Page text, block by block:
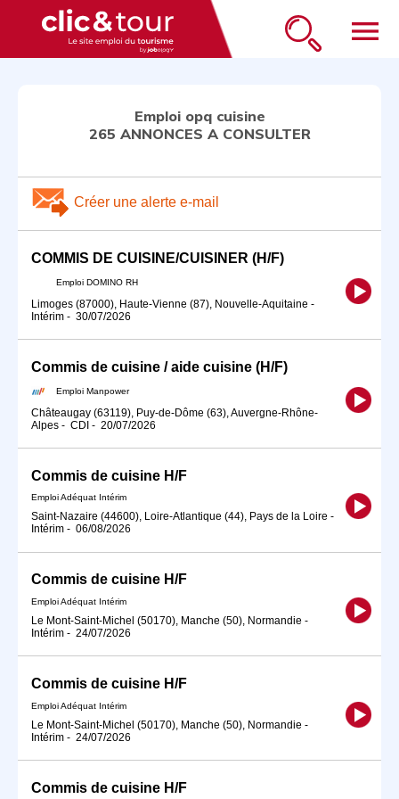
menu
Emploi opq cuisine
265 ANNONCES A CONSULTER
Créer une alerte e-mail
COMMIS DE CUISINE/CUISINER (H/F)
Emploi DOMINO RH
Limoges (87000), Haute-Vienne (87), Nouvelle-Aquitaine -
Intérim - 30/07/2026
Commis de cuisine / aide cuisine (H/F)
Emploi Manpower
Châteaugay (63119), Puy-de-Dôme (63), Auvergne-Rhône-
Alpes - CDI - 20/07/2026
Commis de cuisine H/F
Emploi Adéquat Intérim
Saint-Nazaire (44600), Loire-Atlantique (44), Pays de la Loire -
Intérim - 06/08/2026
Commis de cuisine H/F
Emploi Adéquat Intérim
Le Mont-Saint-Michel (50170), Manche (50), Normandie -
Intérim - 24/07/2026
Commis de cuisine H/F
Emploi Adéquat Intérim
Le Mont-Saint-Michel (50170), Manche (50), Normandie -
Intérim - 24/07/2026
Commis de cuisine H/F